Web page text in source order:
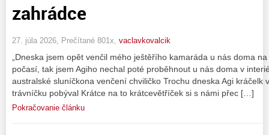
zahrádce
27. júla 2026, Prečítané 801x, vaclavkovalcik
„Dneska jsem opět venčil mého ještěřího kamaráda u nás doma
počasí, tak jsem Agiho nechal poté proběhnout u nás doma v
australské sluníčkona venčení chviličko Trochu dneska Agi kráčelk
trávníčku pobýval Krátce na to krátcevětříček si s námi přec […]
Pokračovanie článku